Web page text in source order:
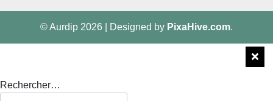
© Aurdip 2026 Designed by PixaHive.com.
Rechercher…